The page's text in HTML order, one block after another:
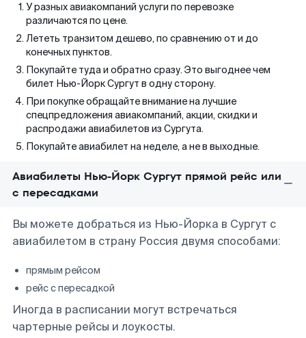
У разных авиакомпаний услуги по перевозке
различаются по цене.
Лететь транзитом дешево, по сравнению от и до
конечных пунктов.
Покупайте туда и обратно сразу. Это выгоднее чем
билет Нью-Йорк Сургут в одну сторону.
При покупке обращайте внимание на лучшие
спецпредложения авиакомпаний, акции, скидки и
распродажи авиабилетов из Сургута.
Покупайте авиабилет на неделе, а не в выходные.
Авиабилеты Нью-Йорк Сургут прямой рейс или
с пересадками
Вы можете добраться из Нью-Йорка в Сургут с
авиабилетом в страну Россия двумя способами:
прямым рейсом
рейс с пересадкой
Иногда в расписании могут встречаться
чартерные рейсы и лоукосты.